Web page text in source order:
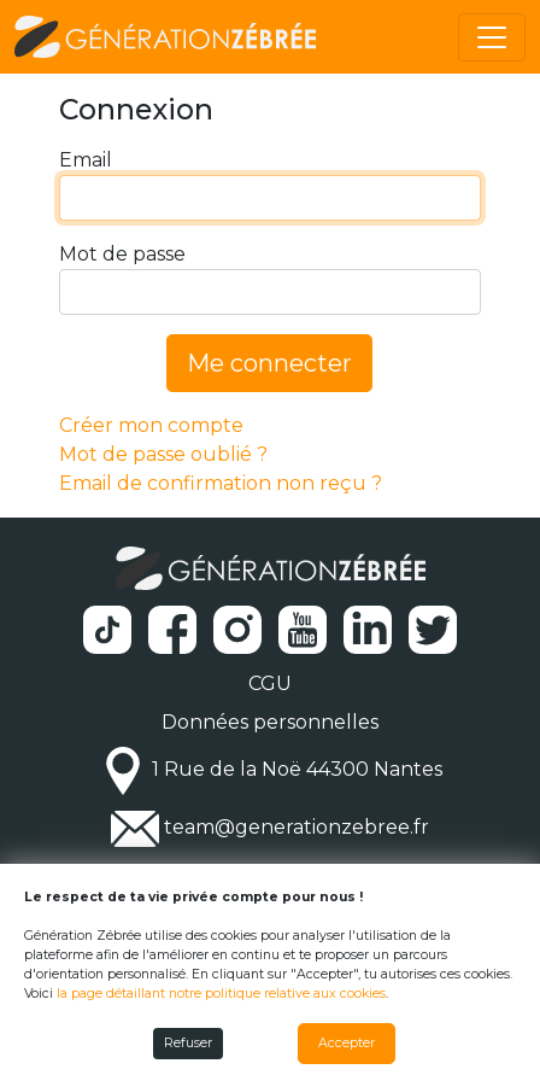
Connexion
Email
Mot de passe
Me connecter
Créer mon compte
Mot de passe oublié ?
Email de confirmation non reçu ?
CGU
Données personnelles
1 Rue de la Noë 44300 Nantes
team@generationzebree.fr
© Génération Zébrée 2026
Le respect de ta vie privée compte pour nous !
Génération Zébrée utilise des cookies pour analyser l'utilisation de la
plateforme afin de l'améliorer en continu et te proposer un parcours
d'orientation personnalisé. En cliquant sur "Accepter", tu autorises ces cookies.
Voici la page détaillant notre politique relative aux cookies.
Refuser Accepter